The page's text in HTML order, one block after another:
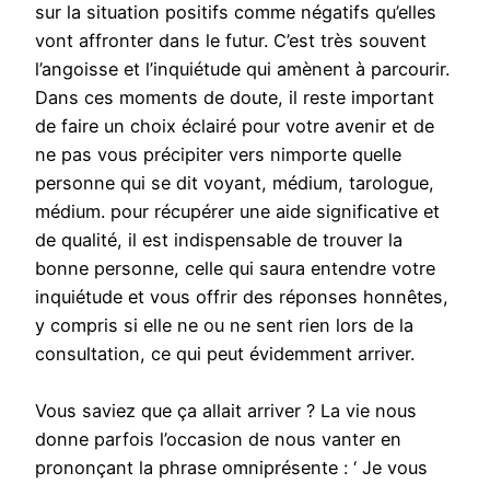
sur la situation positifs comme négatifs qu’elles
vont affronter dans le futur. C’est très souvent
l’angoisse et l’inquiétude qui amènent à parcourir.
Dans ces moments de doute, il reste important
de faire un choix éclairé pour votre avenir et de
ne pas vous précipiter vers nimporte quelle
personne qui se dit voyant, médium, tarologue,
médium. pour récupérer une aide significative et
de qualité, il est indispensable de trouver la
bonne personne, celle qui saura entendre votre
inquiétude et vous offrir des réponses honnêtes,
y compris si elle ne ou ne sent rien lors de la
consultation, ce qui peut évidemment arriver.
Vous saviez que ça allait arriver ? La vie nous
donne parfois l’occasion de nous vanter en
prononçant la phrase omniprésente : ‘ Je vous